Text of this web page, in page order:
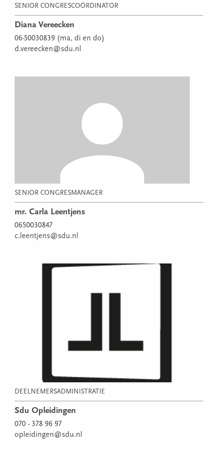
SENIOR CONGRESCOÖRDINATOR
Diana Vereecken
06-50030839 (ma, di en do)
d.vereecken@sdu.nl
SENIOR CONGRESMANAGER
mr. Carla Leentjens
0650030847
c.leentjens@sdu.nl
DEELNEMERSADMINISTRATIE
Sdu Opleidingen
070 - 378 96 97
opleidingen@sdu.nl